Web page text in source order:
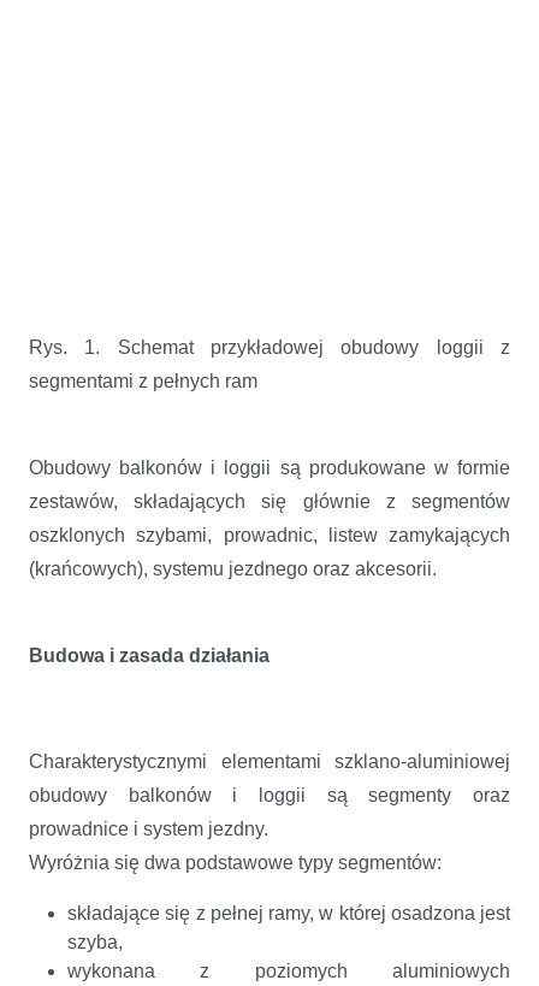
Rys. 1. Schemat przykładowej obudowy loggii z
segmentami z pełnych ram
Obudowy balkonów i loggii są produkowane w formie
zestawów, składających się głównie z segmentów
oszklonych szybami, prowadnic, listew zamykających
(krańcowych), systemu jezdnego oraz akcesorii.
Budowa i zasada działania
Charakterystycznymi elementami szklano-aluminiowej
obudowy balkonów i loggii są segmenty oraz
prowadnice i system jezdny.
Wyróżnia się dwa podstawowe typy segmentów:
składające się z pełnej ramy, w której osadzona jest
szyba,
wykonana z poziomych aluminiowych